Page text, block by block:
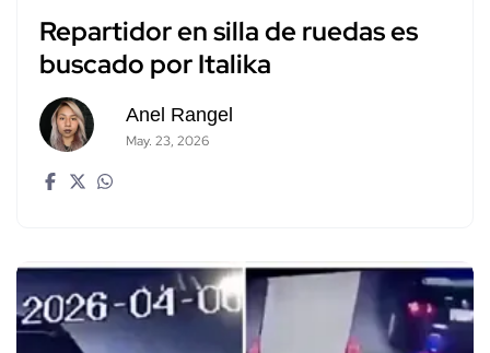
Repartidor en silla de ruedas es
buscado por Italika
Anel Rangel
May. 23, 2026